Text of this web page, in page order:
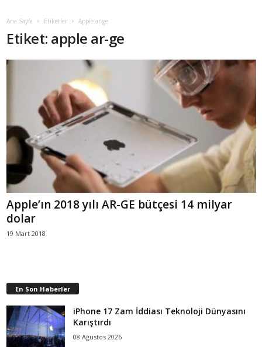
Ana Sayfa Etiketler Apple ar-ge
Etiket: apple ar-ge
Apple’ın 2018 yılı AR-GE bütçesi 14 milyar
dolar
19 Mart 2018
En Son Haberler
iPhone 17 Zam İddiası Teknoloji Dünyasını
Karıştırdı
08 Ağustos 2026